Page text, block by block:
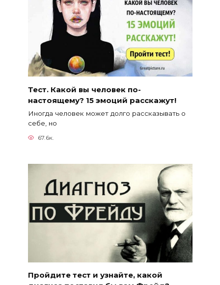
Тест. Какой вы человек по-
настоящему? 15 эмоций расскажут!
Иногда человек может долго рассказывать о
себе, но
67.6к.
Пройдите тест и узнайте, какой